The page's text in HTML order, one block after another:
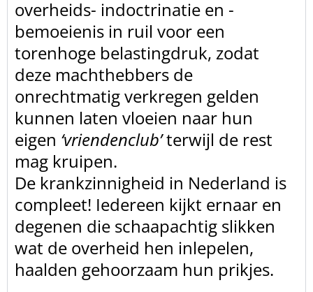
overheids- indoctrinatie en -
bemoeienis in ruil voor een
torenhoge belastingdruk, zodat
deze machthebbers de
onrechtmatig verkregen gelden
kunnen laten vloeien naar hun
eigen ‘vriendenclub’terwijl de rest
mag kruipen.
De krankzinnigheid in Nederland is
compleet! Iedereen kijkt ernaar en
degenen die schaapachtig slikken
wat de overheid hen inlepelen,
haalden gehoorzaam hun prikjes.